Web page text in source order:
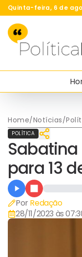
Quinta-feira, 6 de
Home/Notícias/
POLÍTICA
Sabatina
para 13
Por Redação
28/11/2023 às